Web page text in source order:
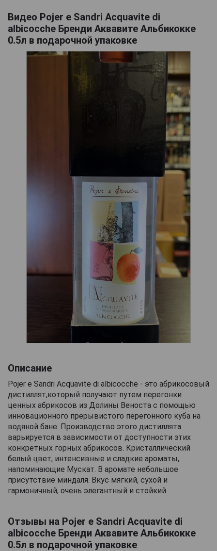
Видео Pojer e Sandri Acquavite di
albicocche Бренди Аквавите Альбикокке
0.5л в подарочной упаковке
Описание
Pojer e Sandri Acquavite di albicocche - это абрикосовый
дистиллят,который получают путем перегонки
ценных абрикосов из Долины Веноста с помощью
инновационного прерывистого перегонного куба на
водяной бане. Производство этого дистиллята
варьируется в зависимости от доступности этих
конкретных горных абрикосов. Кристаллический
белый цвет, интенсивные и сладкие ароматы,
напоминающие Мускат. В аромате небольшое
присутствие миндаля. Вкус мягкий, сухой и
гармоничный, очень элегантный и стойкий.
Отзывы на Pojer e Sandri Acquavite di
albicocche Бренди Аквавите Альбикокке
0.5л в подарочной упаковке